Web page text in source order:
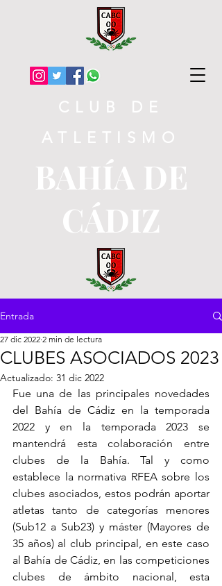
BAHÍA DE
CÁDIZ
CLUB DE
ATLETISMO
Entrada
CLUBES ASOCIADOS 2023
27 dic 2022 2 min de lectura
Actualizado: 31 dic 2022
Fue una de las principales novedades
del Bahía de Cádiz en la temporada
2022 y en la temporada 2023 se
mantendrá esta colaboración entre
clubes de la Bahía. Tal y como
establece la normativa RFEA sobre los
clubes asociados, estos podrán aportar
atletas tanto de categorías menores
(Sub12 a Sub23) y máster (Mayores de
35 años) al club principal, en este caso
al Bahía de Cádiz, en las competiciones
clubes de ámbito nacional, esta